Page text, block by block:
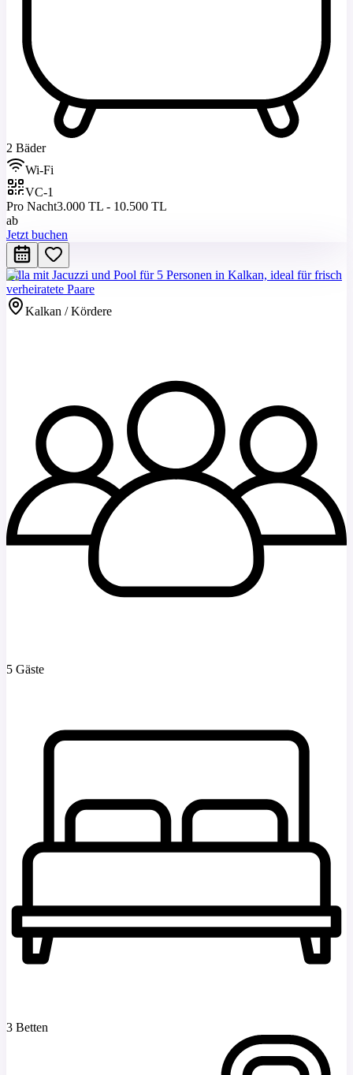
2 Bäder
Wi-Fi
VC-1
Pro Nacht3.000 TL - 10.500 TL
ab
Jetzt buchen
Villa mit Jacuzzi und Pool für 5 Personen in Kalkan, ideal für frisch
verheiratete Paare
Kalkan / Kördere
5 Gäste
3 Betten